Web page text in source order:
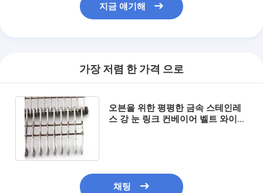
지금 얘기해
가장 저렴 한 가격 으로
오븐을 위한 평평한 금속 스테인레
스 강 눈 링크 컨베이어 벨트 와이어
채팅